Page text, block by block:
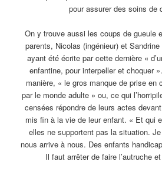
pour assurer des soins de
On y trouve aussi les coups de gueule
parents, Nicolas (ingénieur) et
ayant été écrite par cette dernière «
enfantine, pour interpeller et choquer
manière, « le gros manque de prise en
par le monde adulte » ou, ce qui
censées répondre de leurs actes
mis fin à la vie de leur enfant. « Et qui
elles ne supportent pas la situation.
nous arrive à nous. Des enfants
Il faut arrêter de faire l’autruche